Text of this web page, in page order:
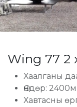
Wing 77 2
Хаалганы
Өндөр:
Хавтасны